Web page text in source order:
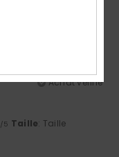
Achat vérifié
/5 Taille: Taille